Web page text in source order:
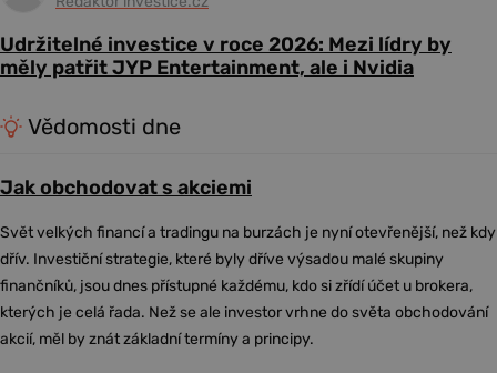
Udržitelné investice v roce 2026: Mezi lídry by
měly patřit JYP Entertainment, ale i Nvidia
Vědomosti dne
Jak obchodovat s akciemi
Svět velkých financí a tradingu na burzách je nyní otevřenější, než kdy
dřív. Investiční strategie, které byly dříve výsadou malé skupiny
finančníků, jsou dnes přístupné každému, kdo si zřídí účet u brokera,
kterých je celá řada. Než se ale investor vrhne do světa obchodování
akcií, měl by znát základní termíny a principy.